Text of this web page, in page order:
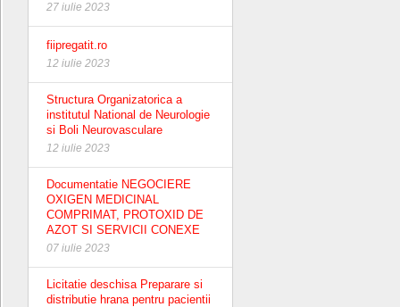
27 iulie 2023
fiipregatit.ro
12 iulie 2023
Structura Organizatorica a
institutul National de Neurologie
si Boli Neurovasculare
12 iulie 2023
Documentatie NEGOCIERE
OXIGEN MEDICINAL
COMPRIMAT, PROTOXID DE
AZOT SI SERVICII CONEXE
07 iulie 2023
Licitatie deschisa Preparare si
distributie hrana pentru pacientii